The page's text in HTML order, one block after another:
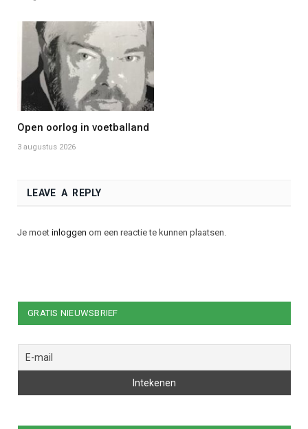
Open oorlog in voetballand
3 augustus 2026
LEAVE A REPLY
Je moet inloggen om een reactie te kunnen plaatsen.
GRATIS NIEUWSBRIEF